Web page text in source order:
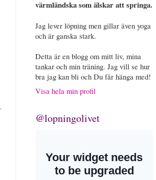
värmländska som älskar att springa.
Jag lever löpning men gillar även yoga
och är ganska stark.
Detta är en blogg om mitt liv, mina
tankar och min träning. Jag vill se hur
bra jag kan bli och Du får hänga med!
Visa hela min profil
@lopningolivet